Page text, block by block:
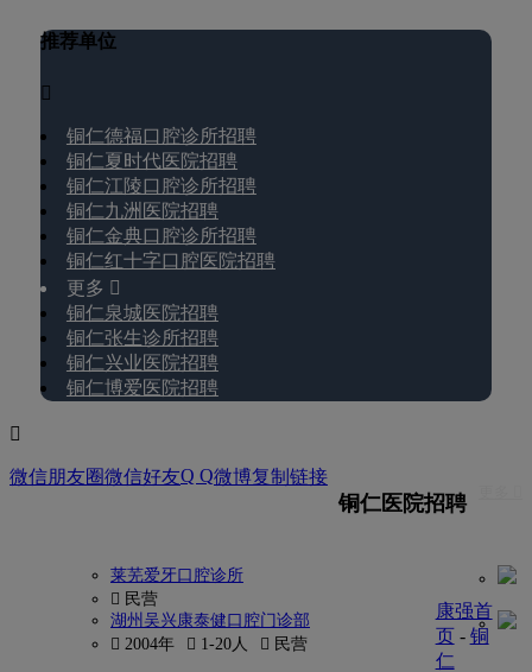
推荐单位

铜仁德福口腔诊所招聘
铜仁夏时代医院招聘
铜仁江陵口腔诊所招聘
铜仁九洲医院招聘
铜仁金典口腔诊所招聘
铜仁红十字口腔医院招聘
更多 
铜仁泉城医院招聘
铜仁张生诊所招聘
铜仁兴业医院招聘
铜仁博爱医院招聘

微信朋友圈微信好友Q Q微博复制链接
铜仁医院招聘
莱芜爱牙口腔诊所
 民营
湖州吴兴康泰健口腔门诊部
 2004年
 1-20人  民营
康强首
页- 铜
仁